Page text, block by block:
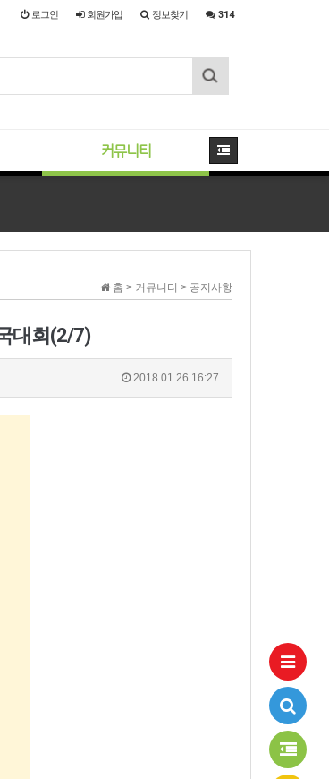
로그인 회원가입 정보찾기 314
커뮤니티
홈 > 커뮤니티 > 공지사항
대회(2/7)
2018.01.26 16:27